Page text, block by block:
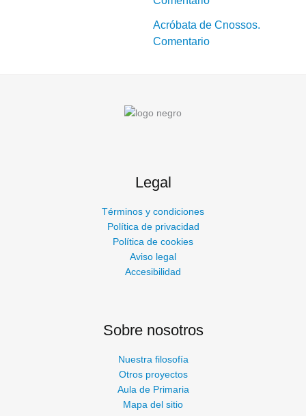
Acróbata de Cnossos.
Comentario
Legal
Términos y condiciones
Política de privacidad
Política de cookies
Aviso legal
Accesibilidad
Sobre nosotros
Nuestra filosofía
Otros proyectos
Aula de Primaria
Mapa del sitio